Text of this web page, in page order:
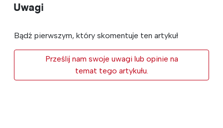
Uwagi
Bądź pierwszym, który skomentuje ten artykuł
Prześlij nam swoje uwagi lub opinie na
temat tego artykułu.